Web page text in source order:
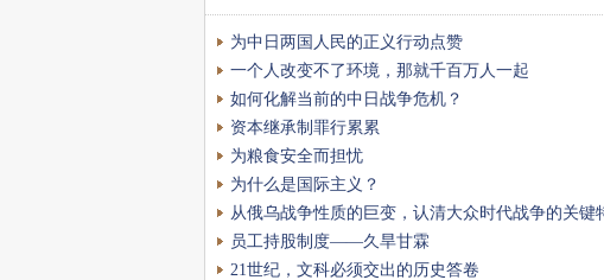
课”。但是很多人没有注意到的是
无论是军国主义日本的“特高课
&rdqu
为中日两国人民的正义行动点赞
一个人改变不了环境，那就千百万人一起
如何化解当前的中日战争危机？
资本继承制罪行累累
为粮食安全而担忧
为什么是国际主义？
从俄乌战争性质的巨变，认清大众时代战争的关键
征
员工持股制度——久旱甘霖
21世纪，文科必须交出的历史答卷